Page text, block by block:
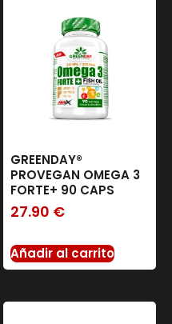
GREENDAY®
PROVEGAN OMEGA 3
FORTE+ 90 CAPS
27.90 €
Añadir al carrito